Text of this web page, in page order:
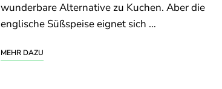
wunderbare Alternative zu Kuchen. Aber die
englische Süßspeise eignet sich …
MEHR DAZU